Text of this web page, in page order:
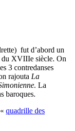
fut d’abord un
du XVIIIe siècle. On
3 contredanses
rajouta La
La
baroques.
quadrille des